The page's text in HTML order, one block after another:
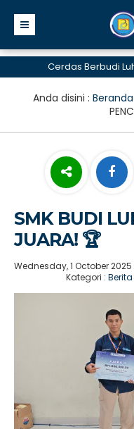
Cerdas Berbudi Luhur
telah menerima
Anda disini : Beranda
SMK BUDI
JUARA! 🏆
Wednesday, 1 October 2025
Kategori :